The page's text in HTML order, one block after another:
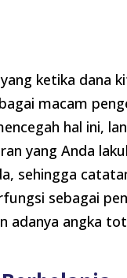
ketika dana
macam
hal ini,
yang Anda
sehingga
sebagai
adanya angka